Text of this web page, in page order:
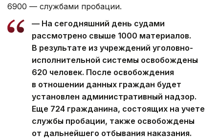
6900 — службами пробации.
— На сегодняшний день судами
рассмотрено свыше 1000 материалов.
В результате из учреждений уголовно-
исполнительной системы освобождены
620 человек. После освобождения
в отношении данных граждан будет
установлен административный надзор.
Еще 724 гражданина, состоящих на учете
службы пробации, также освобождены
от дальнейшего отбывания наказания.